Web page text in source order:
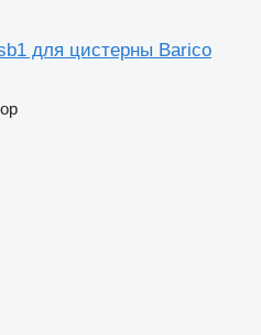
для цистерны Barico